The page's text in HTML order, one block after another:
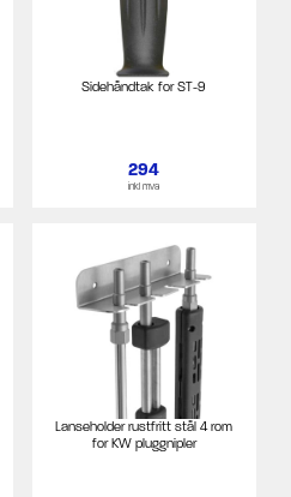
Sidehåndtak for ST-9
294
inkl mva
Lanseholder rustfritt stål 4 rom
for KW pluggnipler